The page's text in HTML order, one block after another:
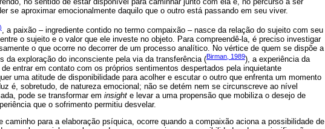
se aproximar emocionalmente daquilo que o outro está passando em seu viver.
, a paixão – ingrediente contido no termo compaixão – nasce da relação do sujeito com seu
o sujeito e o valor que ele investe no objeto. Para compreendê-la, é preciso investigar
o que ocorre no decorrer de um processo analítico. No vértice de quem se dispõe a
da exploração do inconsciente pela via da transferência (Birman, 1989), a experiência da
entrar em contato com os próprios sentimentos despertados pela inquietante
uma atitude de disponibilidade para acolher e escutar o outro que enfrenta um momento
é, sobretudo, de natureza emocional; não se detém nem se circunscreve ao nível
pode se transformar em insight e levar a uma propensão que mobiliza o desejo de
que o sofrimento permitiu desvelar.
caminho para a elaboração psíquica, ocorre quando a compaixão aciona a possibilidade de